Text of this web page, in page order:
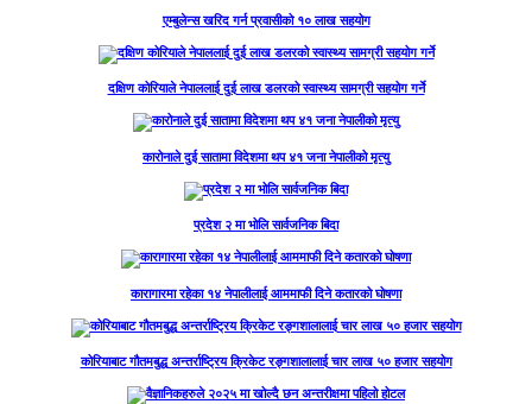
एम्बुलेन्स खरिद गर्न प्रवासीको १० लाख सहयोग
दक्षिण कोरियाले नेपाललाई दुई लाख डलरको स्वास्थ्य सामग्री सहयोग गर्ने
कारोनाले दुई सातामा विदेशमा थप ४१ जना नेपालीको मृत्यु
प्रदेश २ मा भोलि सार्वजनिक बिदा
कारागारमा रहेका १४ नेपालीलाई आममाफी दिने कतारको घोषणा
कोरियाबाट गौतमबुद्ध अन्तर्राष्ट्रिय क्रिकेट रङ्गशालालाई चार लाख ५० हजार सहयोग